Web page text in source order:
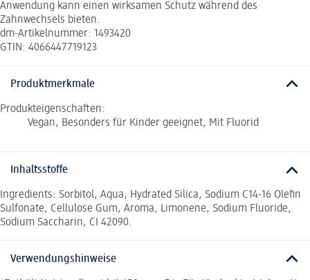
Anwendung kann einen wirksamen Schutz während des
Zahnwechsels bieten.
dm-Artikelnummer: 1493420
GTIN: 4066447719123
Produktmerkmale
Produkteigenschaften:
Vegan, Besonders für Kinder geeignet, Mit Fluorid
Inhaltsstoffe
Ingredients: Sorbitol, Aqua, Hydrated Silica, Sodium C14-16 Olefin
Sulfonate, Cellulose Gum, Aroma, Limonene, Sodium Fluoride,
Sodium Saccharin, CI 42090.
Verwendungshinweise